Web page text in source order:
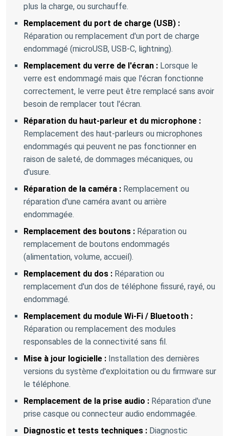
plus la charge, ou surchauffe.
Remplacement du port de charge (USB) :
Réparation ou remplacement d'un port de charge
endommagé (microUSB, USB-C, lightning).
Remplacement du verre de l'écran : Lorsque le
verre est endommagé mais que l'écran fonctionne
correctement, le verre peut être remplacé sans avoir
besoin de remplacer tout l'écran.
Réparation du haut-parleur et du microphone :
Remplacement des haut-parleurs ou microphones
endommagés qui peuvent ne pas fonctionner en
raison de saleté, de dommages mécaniques, ou
d'usure.
Réparation de la caméra : Remplacement ou
réparation d'une caméra avant ou arrière
endommagée.
Remplacement des boutons : Réparation ou
remplacement de boutons endommagés
(alimentation, volume, accueil).
Remplacement du dos : Réparation ou
remplacement d'un dos de téléphone fissuré, rayé, ou
endommagé.
Remplacement du module Wi-Fi / Bluetooth :
Réparation ou remplacement des modules
responsables de la connectivité sans fil.
Mise à jour logicielle : Installation des dernières
versions du système d'exploitation ou du firmware sur
le téléphone.
Remplacement de la prise audio : Réparation d'une
prise casque ou connecteur audio endommagée.
Diagnostic et tests techniques : Diagnostic